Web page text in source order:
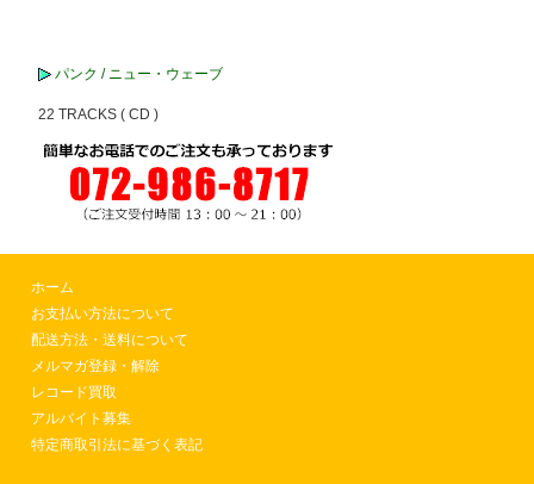
パンク / ニュー・ウェーブ
22 TRACKS ( CD )
ホーム
お支払い方法について
配送方法・送料について
メルマガ登録・解除
レコード買取
アルバイト募集
特定商取引法に基づく表記